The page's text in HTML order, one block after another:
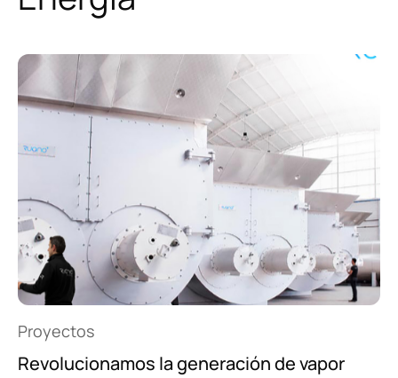
Proyectos
Revolucionamos la generación de vapor
¿Cómo podemos ayudarte?
Quiero hablar por teléfono.
Quiero contactar por WhatsApp.
Tan sólodejaros un mensaje.